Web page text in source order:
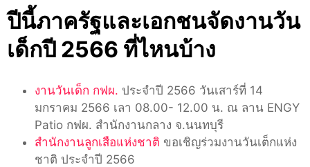
ปีนี้ภาครัฐและเอกชนจัดงานวัน
เด็กปี 2566 ที่ไหนบ้าง
งานวันเด็ก กฟผ. ประจำปี 2566 วันเสาร์ที่ 14
มกราคม 2566 เลา 08.00- 12.00 น. ณ ลาน ENGY
Patio กฟผ. สำนักงานกลาง จ.นนทบุรี
สำนักงานลูกเสือแห่งชาติ ขอเชิญร่วมงานวันเต็กแห่ง
ชาติ ประจำปี 2566